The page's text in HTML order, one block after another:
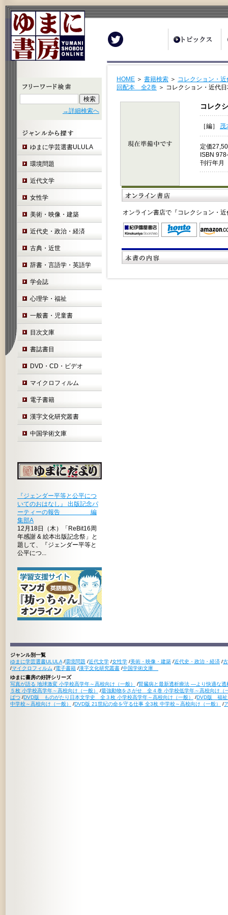
→詳細検索へ
ゆまに学芸選書ULULA
環境問題
近代文学
女性学
美術・映像・建築
近代史・政治・経済
古典・近世
辞書・言語学・英語学
学会誌
心理学・福祉
一般書・児童書
目次文庫
書誌書目
DVD・CD・ビデオ
マイクロフィルム
電子書籍
漢字文化研究叢書
中国学術文庫
『ジェンダー平等と公平につ
いてのおはなし』 出版記念パ
ーティーの報告 編
集部A
12月18日（木）「ReBit16周
年感謝 & 絵本出版記念祭」と
題して、『ジェンダー平等と
公平につ...
HOME ＞ 書籍検索 ＞ コレクション・
回配本 全2巻 ＞ コレクション・近代
コレク
［編］ 茂
定価
ISBN
刊行年月
オンライン書店で『コレクション・
ジャンル別一覧
ゆまに学芸選書ULULA /環境問題 /近代文学 /女性学 /美術・映像・建築 /近代史・政治・経済 /
/マイクロフィルム /電子書籍 /漢字文化研究叢書 /中国学術文庫
ゆまに書房の好評シリーズ
写真が語る 地球激変 小学校高学年～高校向け（一般）
/腎臓病と最新透析療法 ―より快適な
５枚 小学校高学年～高校向け（一般）
/最強動物をさがせ 全４巻 小学校低学年～高校向け（
ばつ /DVD版 ものがたり日本文学史 全３枚 小学校高学年～高校向け（一般） /DVD版 福祉
中学校～高校向け（一般）
/DVD版 21世紀の命を守る仕事 全3枚 中学校～高校向け（一般） /